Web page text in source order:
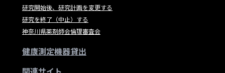
研究開始後、研究計画を変更する
研究を終了（中止）する
神奈川県薬剤師会倫理審査会
健康測定機器貸出